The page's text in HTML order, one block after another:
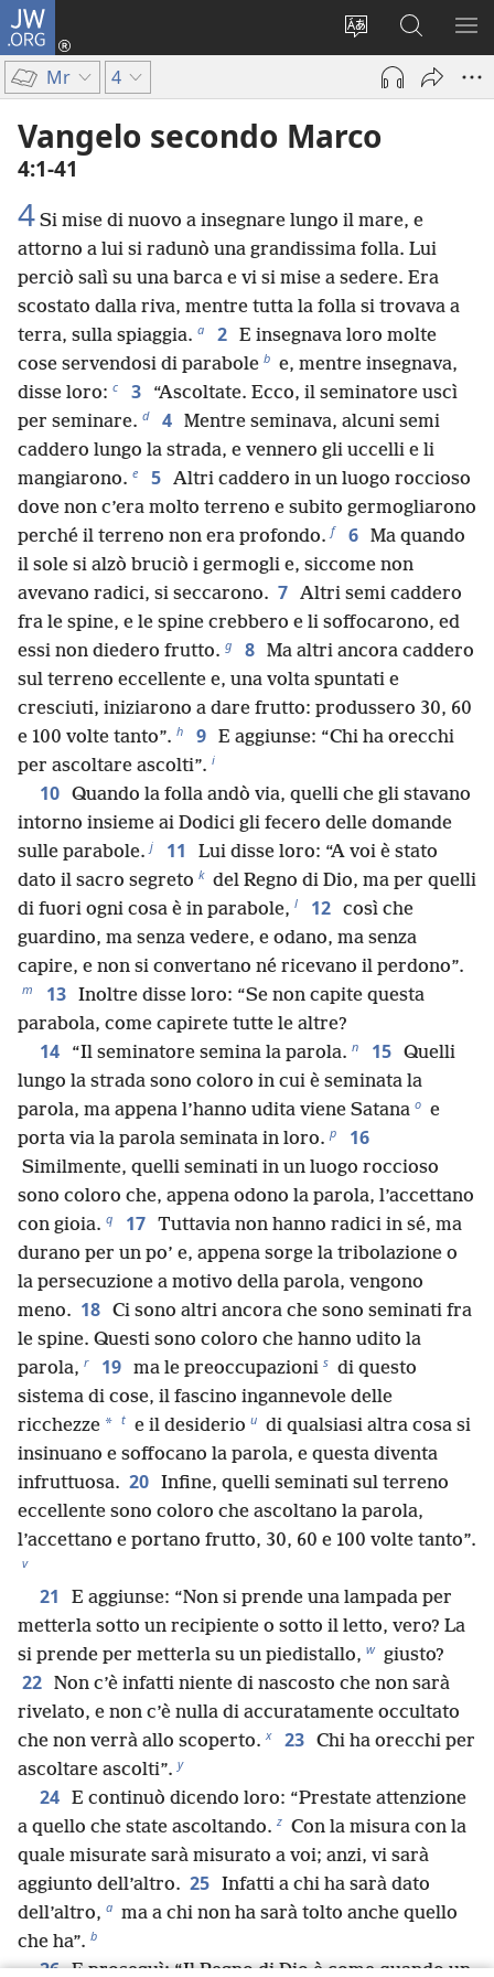
JW.ORG
Modificare
lingua
sito
Accedi
(apre
Cerca
JW.ORG
Mr 4
Vangelo secondo Marco
4:1-41
4 Si mise di nuovo a insegnare lungo il mare, e
attorno a lui si radunò una grandissima folla. Lui
perciò salì su una barca e vi si mise a sedere. Era
scostato dalla riva, mentre tutta la folla si trovava a
terra, sulla spiaggia. a 2 E insegnava loro molte
cose servendosi di parabole b e, mentre insegnava,
disse loro: c 3
“Ascoltate. Ecco, il seminatore uscì
per seminare. d 4 Mentre seminava, alcuni semi
caddero lungo la strada, e vennero gli uccelli e li
mangiarono. e 5 Altri caddero in un luogo roccioso
dove non c’era molto terreno e subito germogliarono
perché il terreno non era profondo. f 6 Ma quando
il sole si alzò bruciò i germogli e, siccome non
avevano radici, si seccarono. 7 Altri semi caddero
fra le spine, e le spine crebbero e li soffocarono, ed
essi non diedero frutto. g 8 Ma altri ancora caddero
sul terreno eccellente e, una volta spuntati e
cresciuti, iniziarono a dare frutto: produssero 30, 60
e 100 volte tanto”. h 9 E aggiunse: “Chi ha orecchi
per ascoltare ascolti”. i
10 Quando la folla andò via, quelli che gli stavano
intorno insieme ai Dodici gli fecero delle domande
sulle parabole. j 11
Lui disse loro: “A voi è stato
dato il sacro segreto k del Regno di Dio, ma per quelli
di fuori ogni cosa è in parabole, l 12 così che
guardino, ma senza vedere, e odano, ma senza
capire, e non si convertano né ricevano il perdono”.
m 13 Inoltre disse loro: “Se non capite questa
parabola, come capirete tutte le altre?
14 “Il seminatore semina la parola. n 15 Quelli
lungo la strada sono coloro in cui è seminata la
parola, ma appena l’hanno udita viene Satana o e
porta via la parola seminata in loro. p 16
Similmente, quelli seminati in un luogo roccioso
sono coloro che, appena odono la parola, l’accettano
con gioia. q 17 Tuttavia non hanno radici in sé, ma
durano per un po’ e, appena sorge la tribolazione o
la persecuzione a motivo della parola, vengono
meno. 18 Ci sono altri ancora che sono seminati fra
le spine. Questi sono coloro che hanno udito la
parola, r 19 ma le preoccupazioni s di questo
sistema di cose, il fascino ingannevole delle
ricchezze * t e il desiderio u di qualsiasi altra cosa si
insinuano e soffocano la parola, e questa diventa
infruttuosa. 20 Infine, quelli seminati sul terreno
eccellente sono coloro che ascoltano la parola,
l’accettano e portano frutto, 30, 60 e 100 volte tanto”.
v
21
E aggiunse: “Non si prende una lampada per
metterla sotto un recipiente o sotto il letto, vero? La
si prende per metterla su un piedistallo, w giusto?
22 Non c’è infatti niente di nascosto che non sarà
rivelato, e non c’è nulla di accuratamente occultato
che non verrà allo scoperto. x 23 Chi ha orecchi per
ascoltare ascolti”. y
24 E continuò dicendo loro: “Prestate attenzione
a quello che state ascoltando. z Con la misura con la
quale misurate sarà misurato a voi; anzi, vi sarà
aggiunto dell’altro. 25 Infatti a chi ha sarà dato
dell’altro, a ma a chi non ha sarà tolto anche quello
che ha”. b
26 E proseguì: “Il Regno di Dio è come quando un